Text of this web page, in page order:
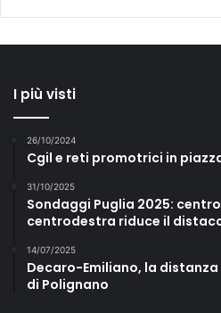
I più visti
26/10/2024
Cgil e reti promotrici in
31/10/2025
Sondaggi Puglia 2025:
centrodestra riduce il
14/07/2025
Decaro-Emiliano, la
di Polignano